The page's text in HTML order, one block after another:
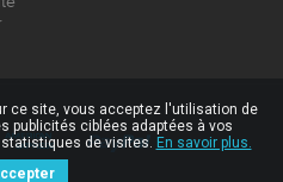
ce site, vous acceptez l'utilisation de
publicités ciblées adaptées à vos
de visites. En savoir plus.